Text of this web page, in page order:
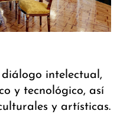
intelectual,
y tecnológico, así
y artísticas.